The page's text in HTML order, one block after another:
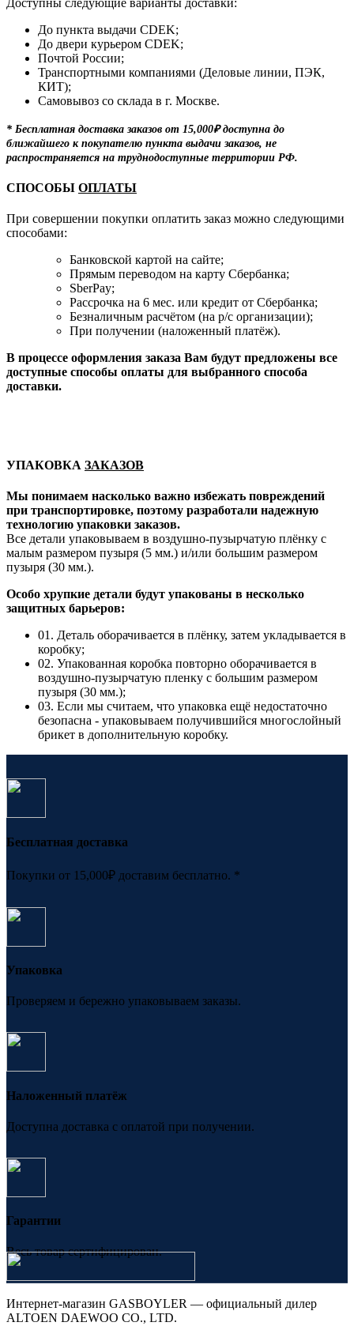
До пункта выдачи CDEK;
До двери курьером CDEK;
Почтой России;
Транспортными компаниями (Деловые линии, ПЭК,
КИТ);
Самовывоз со склада в г. Москве.
* Бесплатная доставка заказов от 15,000₽ доступна до
ближайшего к покупателю пункта выдачи заказов, не
распространяется на труднодоступные территории РФ.
СПОСОБЫ ОПЛАТЫ
При совершении покупки оплатить заказ можно следующими
способами:
Банковской картой на сайте;
Прямым переводом на карту Сбербанка;
SberPay;
Рассрочка на 6 мес. или кредит от Сбербанка;
Безналичным расчётом (на р/с организации);
При получении (наложенный платёж).
В процессе оформления заказа Вам будут предложены все
доступные способы оплаты для выбранного способа
доставки.
УПАКОВКА ЗАКАЗОВ
Мы понимаем насколько важно избежать повреждений
при транспортировке, поэтому разработали надежную
технологию упаковки заказов.
Все детали упаковываем в воздушно-пузырчатую плёнку с
малым размером пузыря (5 мм.) и/или большим размером
пузыря (30 мм.).
Особо хрупкие детали будут упакованы в несколько
защитных барьеров:
01. Деталь оборачивается в плёнку, затем укладывается в
коробку;
02. Упакованная коробка повторно оборачивается в
воздушно-пузырчатую пленку с большим размером
пузыря (30 мм.);
03. Если мы считаем, что упаковка ещё недостаточно
безопасна - упаковываем получившийся многослойный
брикет в дополнительную коробку.
Бесплатная доставка
Покупки от 15,000₽ доставим бесплатно. *
Упаковка
Проверяем и бережно упаковываем заказы.
Наложенный платёж
Доступна доставка с оплатой при получении.
Гарантии
Весь товар сертифицирован.
Интернет-магазин GASBOYLER — официальный дилер
ALTOEN DAEWOO CO., LTD.